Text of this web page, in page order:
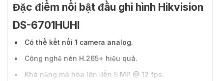
Đặc điểm nổi bật đầu ghi hình Hikvision
DS-6701HUHI
Có thể kết nối 1 camera analog.
Công nghệ nén H.265+ hiệu quả.
Khả năng mã hóa lên đến 5 MP @ 12 fps.